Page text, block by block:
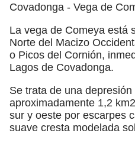
Covadonga - Vega de
La vega de Comeya está
Norte del Macizo
o Picos del Cornión,
Lagos de Covadonga.
Se trata de una
aproximadamente 1,2
sur y oeste por escarpes
suave cresta modelada